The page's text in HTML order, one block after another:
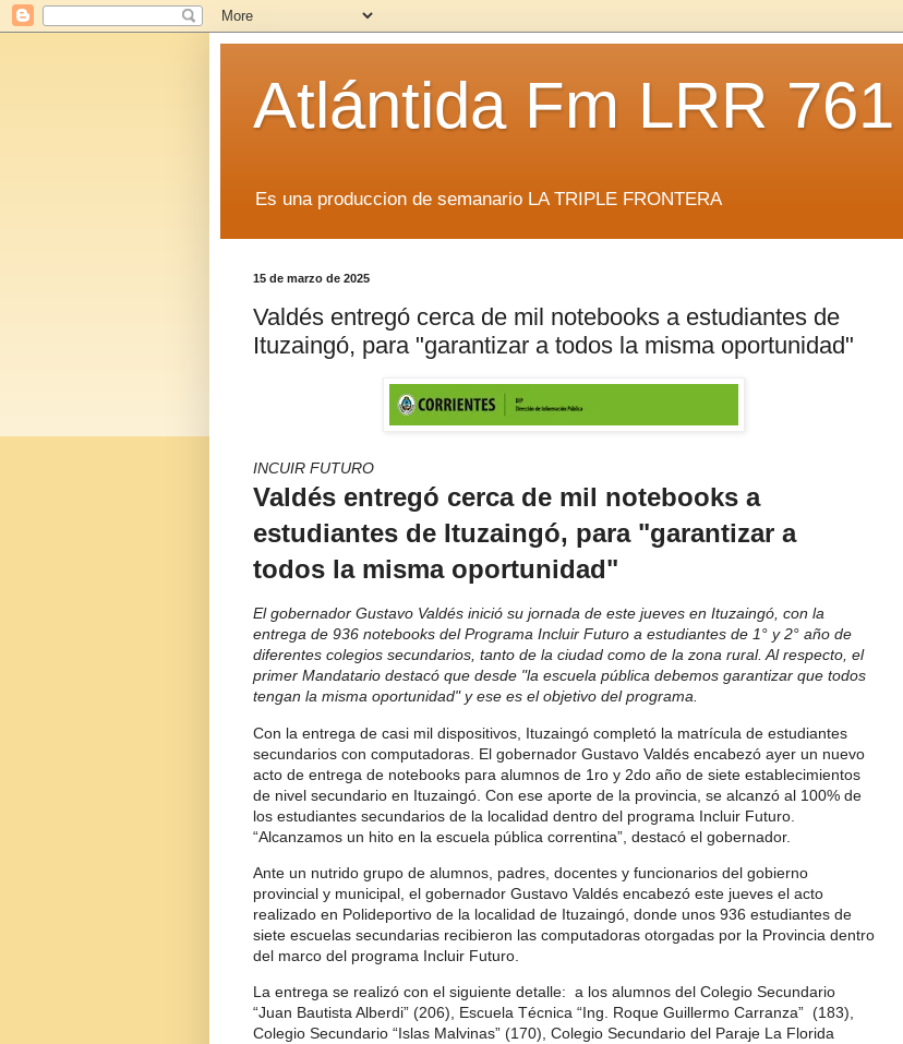
Atlántida Fm LRR
Es una produccion de semanario LA TRIPLE FRONTERA
15 de marzo de 2025
Valdés entregó cerca de mil notebooks a estudiantes de
Ituzaingó, para "garantizar a todos la misma oportunidad"
INCUIR FUTURO
Valdés entregó cerca de mil notebooks a
estudiantes de Ituzaingó, para "garantizar a
todos la misma oportunidad"
El gobernador Gustavo Valdés inició su jornada de este jueves en Ituzaingó, con la
entrega de 936 notebooks del Programa Incluir Futuro a estudiantes de 1° y 2° año de
diferentes colegios secundarios, tanto de la ciudad como de la zona rural. Al respecto, el
primer Mandatario destacó que desde "la escuela pública debemos garantizar que todos
tengan la misma oportunidad" y ese es el objetivo del programa.
Con la entrega de casi mil dispositivos, Ituzaingó completó la matrícula de estudiantes
secundarios con computadoras. El gobernador Gustavo Valdés encabezó ayer un nuevo
acto de entrega de notebooks para alumnos de 1ro y 2do año de siete establecimientos
de nivel secundario en Ituzaingó. Con ese aporte de la provincia, se alcanzó al 100% de
los estudiantes secundarios de la localidad dentro del programa Incluir Futuro.
“Alcanzamos un hito en la escuela pública correntina”, destacó el gobernador.
Ante un nutrido grupo de alumnos, padres, docentes y funcionarios del gobierno
provincial y municipal, el gobernador Gustavo Valdés encabezó este jueves el acto
realizado en Polideportivo de la localidad de Ituzaingó, donde unos 936 estudiantes de
siete escuelas secundarias recibieron las computadoras otorgadas por la Provincia dentro
del marco del programa Incluir Futuro.
La entrega se realizó con el siguiente detalle: a los alumnos del Colegio Secundario
“Juan Bautista Alberdi” (206), Escuela Técnica “Ing. Roque Guillermo Carranza” (183),
Colegio Secundario “Islas Malvinas” (170), Colegio Secundario del Paraje La Florida